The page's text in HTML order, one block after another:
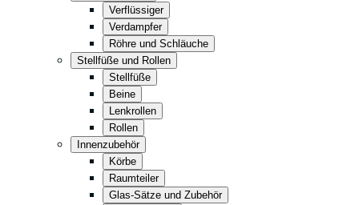
Verflüssiger
Verdampfer
Röhre und Schläuche
Stellfüße und Rollen
Stellfüße
Beine
Lenkrollen
Rollen
Innenzubehör
Körbe
Raumteiler
Glas-Sätze und Zubehör